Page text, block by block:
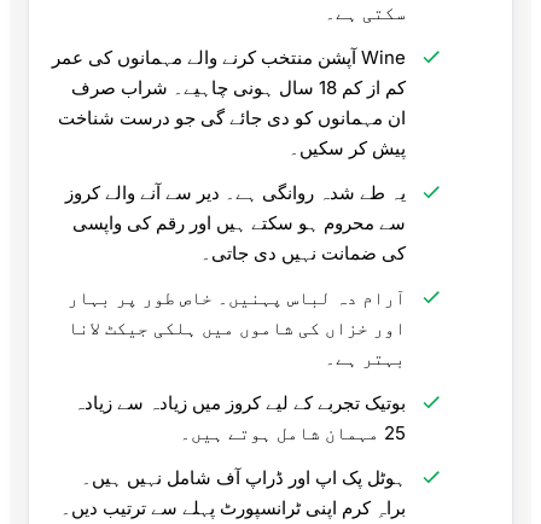
سکتی ہے۔
Wine آپشن منتخب کرنے والے مہمانوں کی عمر
کم از کم 18 سال ہونی چاہیے۔ شراب صرف
ان مہمانوں کو دی جائے گی جو درست شناخت
پیش کر سکیں۔
یہ طے شدہ روانگی ہے۔ دیر سے آنے والے کروز
سے محروم ہو سکتے ہیں اور رقم کی واپسی
کی ضمانت نہیں دی جاتی۔
آرام دہ لباس پہنیں۔ خاص طور پر بہار
اور خزاں کی شاموں میں ہلکی جیکٹ لانا
بہتر ہے۔
بوتیک تجربے کے لیے کروز میں زیادہ سے زیادہ
25 مہمان شامل ہوتے ہیں۔
ہوٹل پک اپ اور ڈراپ آف شامل نہیں ہیں۔
براہِ کرم اپنی ٹرانسپورٹ پہلے سے ترتیب دیں۔